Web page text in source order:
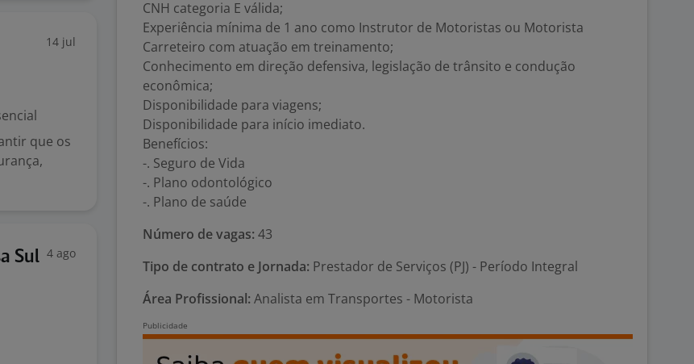
14 jul
que os
Sul 4 ago
CNH categoria E válida;
Experiência mínima de 1 ano como Instrutor de Motoristas ou Motorista
Carreteiro com atuação em treinamento;
Conhecimento em direção defensiva, legislação de trânsito e condução
econômica;
Disponibilidade para viagens;
Disponibilidade para início imediato.
Benefícios:
-. Seguro de Vida
-. Plano odontológico
-. Plano de saúde
Número de vagas: 43
Tipo de contrato e Jornada: Prestador de Serviços (PJ) - Período Integral
Área Profissional: Analista em Transportes - Motorista